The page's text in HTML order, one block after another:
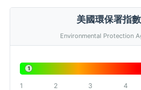
美國環保署指數
Environmental Protection
1
1 2 3 4